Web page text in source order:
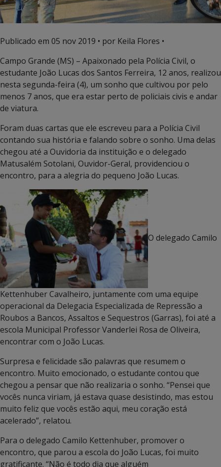
Publicado em 05 nov 2019 • por Keila Flores •
Campo Grande (MS) – Apaixonado pela Polícia Civil, o
estudante João Lucas dos Santos Ferreira, 12 anos, realizou
nesta segunda-feira (4), um sonho que cultivou por pelo
menos 7 anos, que era estar perto de policiais civis e andar
de viatura.
Foram duas cartas que ele escreveu para a Polícia Civil
contando sua história e falando sobre o sonho. Uma delas
chegou até a Ouvidoria da instituição e o delegado
Matusalém Sotolani, Ouvidor-Geral, providenciou o
encontro, para a alegria do pequeno João Lucas.
O delegado Camilo
Kettenhuber Cavalheiro, juntamente com uma equipe
operacional da Delegacia Especializada de Repressão a
Roubos a Bancos, Assaltos e Sequestros (Garras), foi até a
escola Municipal Professor Vanderlei Rosa de Oliveira,
encontrar com o João Lucas.
Surpresa e felicidade são palavras que resumem o
encontro. Muito emocionado, o estudante contou que
chegou a pensar que não realizaria o sonho. “Pensei que
vocês nunca viriam, já estava quase desistindo, mas estou
muito feliz que vocês estão aqui, meu coração está
acelerado”, relatou.
Para o delegado Camilo Kettenhuber, promover o
encontro, que parou a escola do João Lucas, foi muito
gratificante. “Não é todo dia que alguém